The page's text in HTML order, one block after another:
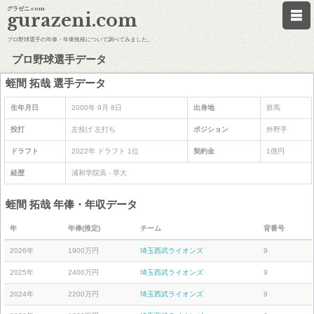
グラゼニ.com
gurazeni.com
プロ野球選手の年俸・年俸推移について調べてみました。
プロ野球選手データ
蛭間 拓哉 選手データ
生年月日 2000年 9月 8日 出身地 群馬
投打 左投げ 左打ち ポジション 外野手
ドラフト 2022年 ドラフト 1位 契約金 1億円
経歴 浦和学院高 - 早大
蛭間 拓哉 年俸・年収データ
年 年俸(推定) チーム 背番号
2026年 1900万円 埼玉西武ライオンズ 9
2025年 2400万円 埼玉西武ライオンズ 9
2024年 2200万円 埼玉西武ライオンズ 9